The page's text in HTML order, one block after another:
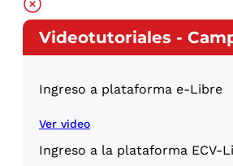
Videotutoriales -
Ingreso a plataforma e-Libre
Ver video
Ingreso a la plataforma ECV-